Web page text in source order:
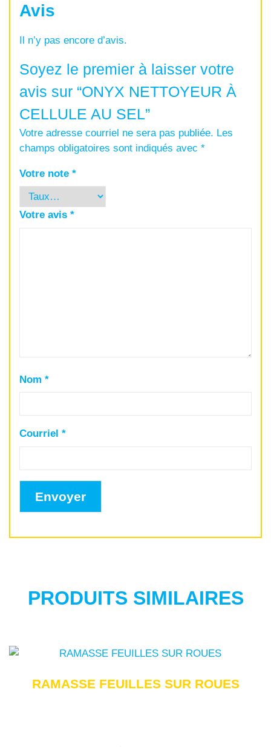
Avis
Il n’y pas encore d’avis.
Soyez le premier à laisser votre
avis sur “ONYX NETTOYEUR À
CELLULE AU SEL”
Votre adresse courriel ne sera pas publiée. Les
champs obligatoires sont indiqués avec *
Votre note *
Votre avis *
Nom *
Courriel *
PRODUITS SIMILAIRES
RAMASSE FEUILLES SUR ROUES